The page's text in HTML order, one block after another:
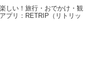
しい！旅行・おでかけ・観
プリ：RETRIP（リトリッ